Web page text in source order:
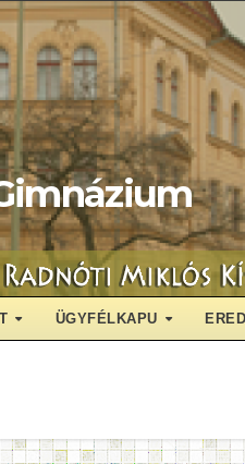
ÜGYFÉLKAPU